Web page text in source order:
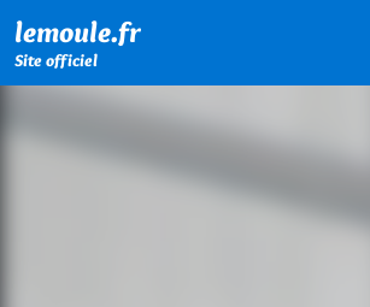
lemoule.fr
Site officiel